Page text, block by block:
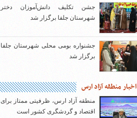
جشن تکلیف دانش‌آموزان دختر
شهرستان جلفا برگزار شد
جشنواره بومی محلی شهرستان جلفا
برگزار شد
اخبار منطقه آزاد ارس
منطقه آزاد ارس، ظرفیتی ممتاز برای
اقتصاد و گردشگری کشور است